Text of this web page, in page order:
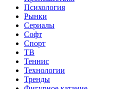
Психология
Рынки
Сериалы
Софт
Спорт
ТВ
Теннис
Технологии
Тренды